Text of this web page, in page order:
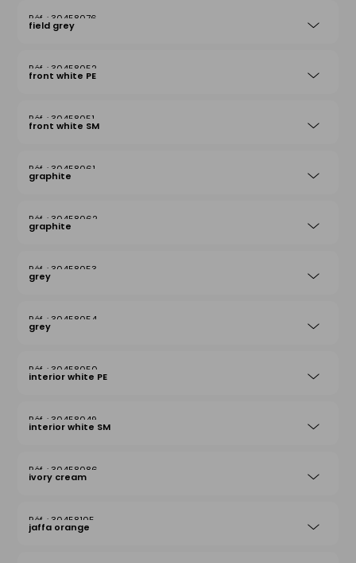
30458076
field grey
30458052
front white PE
30458051
front white SM
30458061
graphite
30458062
graphite
30458053
grey
30458054
grey
30458050
interior white PE
30458049
interior white SM
30458086
ivory cream
30458105
jaffa orange